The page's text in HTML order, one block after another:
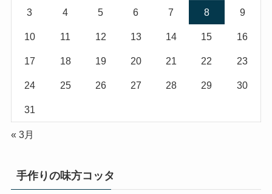
3 4 5 6 7 8 9
10 11 12 13 14 15 16
17 18 19 20 21 22 23
24 25 26 27 28 29 30
31
« 3月
手作りの味方コッタ